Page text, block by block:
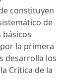
constituyen
de
básicos
la primera
desarrolla los
Crítica de la